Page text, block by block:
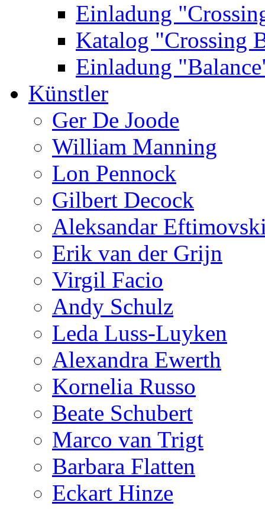
Einladung
Katalog "Crossing
Einladung
Künstler
Ger De Joode
William Manning
Lon Pennock
Gilbert Decock
Aleksandar
Erik van der Grijn
Virgil Facio
Andy Schulz
Leda Luss-Luyken
Alexandra Ewerth
Kornelia Russo
Beate Schubert
Marco van Trigt
Barbara Flatten
Eckart Hinze